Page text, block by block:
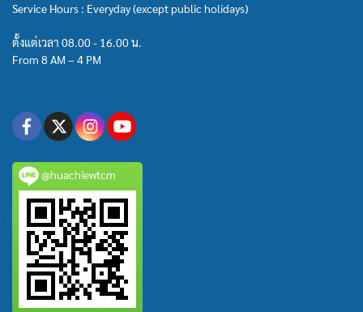
Service Hours : Everyday (except public holidays)
ตั้งแต่เวลา 08.00 - 16.00 น.
From 8 AM – 4 PM
@huachiewtcm